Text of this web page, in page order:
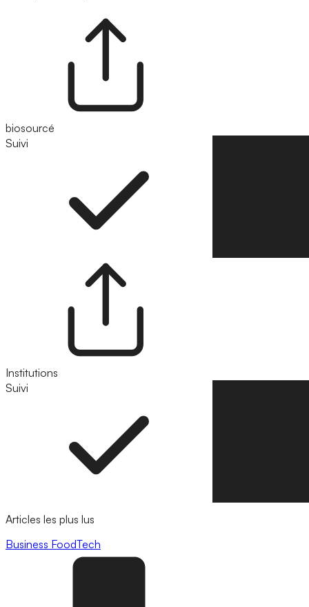
biosourcé
Suivi
Institutions
Suivi
Articles les plus lus
Business FoodTech